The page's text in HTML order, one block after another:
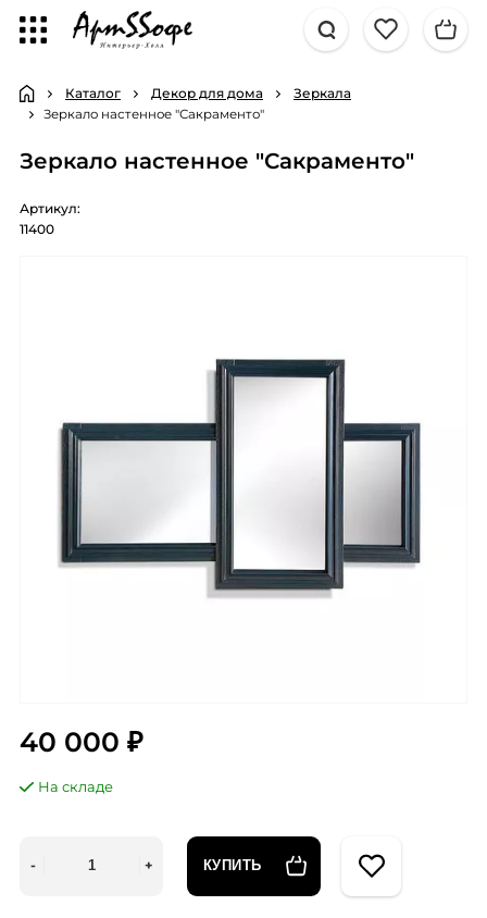
Каталог Декор для дома Зеркала
Зеркало настенное "Сакраменто"
Зеркало настенное "Сакраменто"
Артикул:
11400
40 000 ₽
На складе
КУПИТЬ